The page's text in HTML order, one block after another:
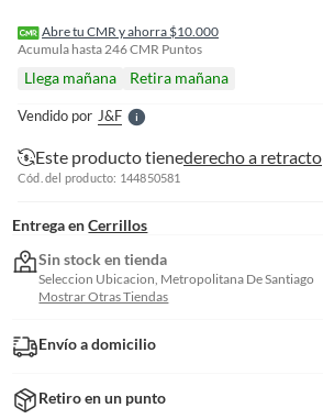
Abre tu CMR y ahorra $10.000
Acumula hasta246CMR Puntos
Llega mañana Retira mañana
Vendido por J&fS
e
r
Este producto tienederecho a retracto
Cód. del producto: 144850581
Entrega en Cerrillos
Sin stock en tienda
Seleccion Ubicacion, Metropolitana De Santiago
Mostrar Otras Tiendas
Envío a domicilio
Retiro en un punto